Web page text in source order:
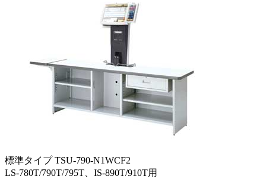
標準タイプ TSU-790-N1WCF2
LS-780T/790T/795T、IS-890T/910T用